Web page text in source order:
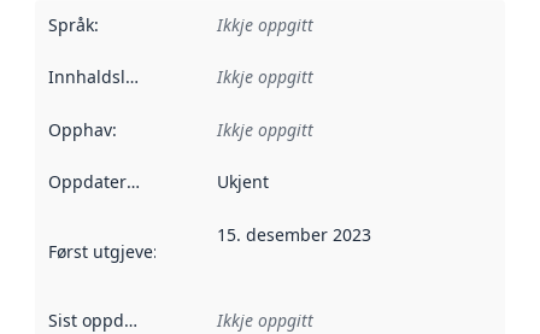
Språk: Ikkje oppgitt
Innhaldsleverandørar :
Ikkje oppgitt
Opphav: Ikkje oppgitt
Oppdateringsfrekvens :
Ukjent
Først utgjeve:
15. desember 2023
Sist oppdatert Ikkje oppgitt